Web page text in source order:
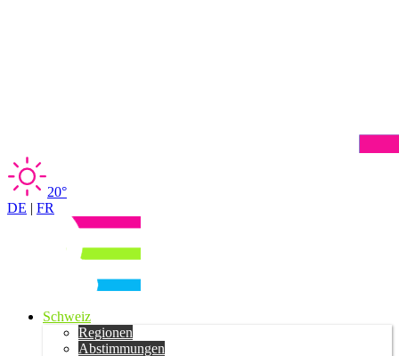
20°
DE | FR
Schweiz
Regionen
Abstimmungen